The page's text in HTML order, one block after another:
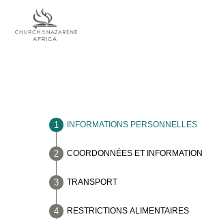
INFORMATIONS PERSONNELLES
COORDONNÉES ET
TRANSPORT
RESTRICTIONS ALIMENTAIRES